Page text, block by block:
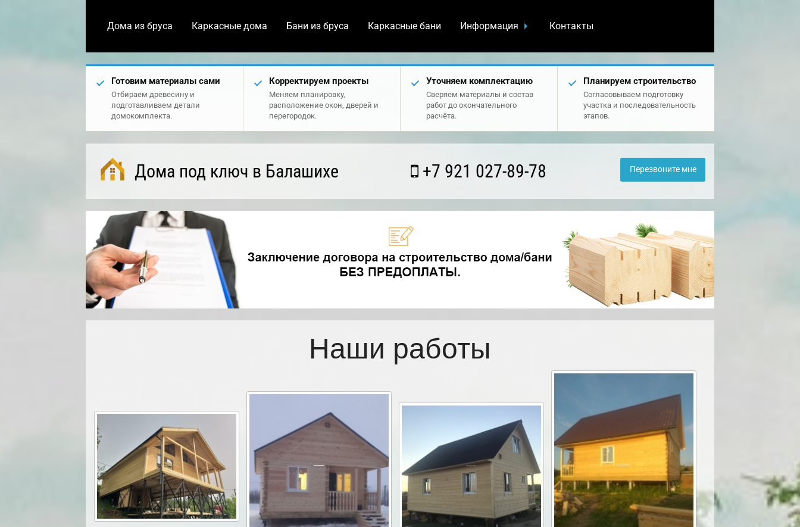
Дома из бруса Каркасные дома Бани из бруса Каркасные бани Информация Контакты
Готовим материалы сами
Отбираем древесину и
подготавливаем детали
домокомплекта.
Корректируем проекты
Меняем планировку,
расположение окон, дверей и
перегородок.
Уточняем комплектацию
Сверяем материалы и состав
работ до окончательного
расчёта.
Планируем строительство
Согласовываем подготовку
участка и последовательность
этапов.
Дома под ключ в Балашихе +7 921 027-89-78 Перезвоните мне
Наши работы